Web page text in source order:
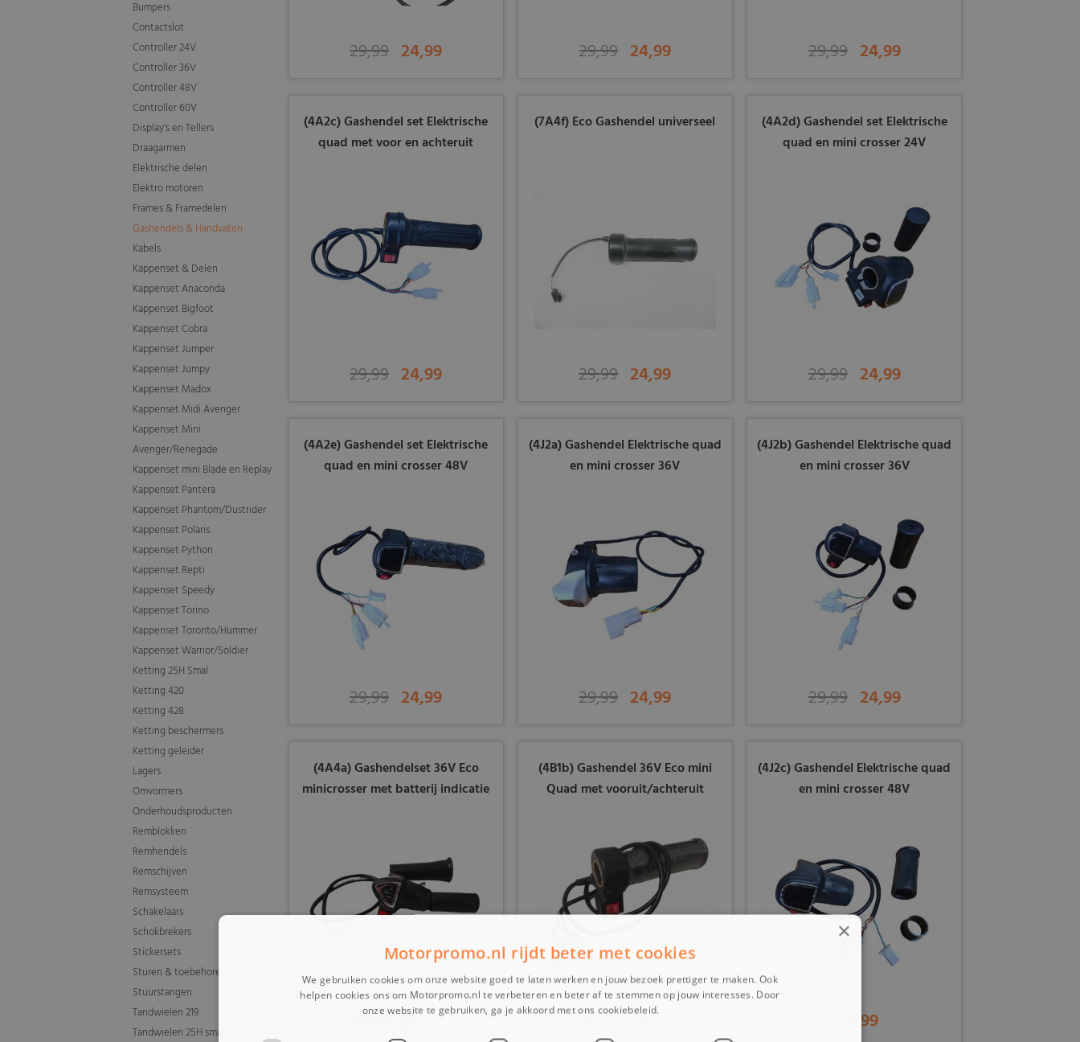
Bumpers
Contactslot
Controller 24V
Controller 36V
Controller 48V
Controller 60V
Display's en Tellers
Draagarmen
Elektrische delen
Elektro motoren
Frames & Framedelen
Gashendels & Handvaten
Kabels
Kappenset & Delen
Kappenset Anaconda
Kappenset Bigfoot
Kappenset Cobra
Kappenset Jumper
Kappenset Jumpy
Kappenset Madox
Kappenset Midi Avenger
Kappenset Mini
Avenger/Renegade
Kappenset mini Blade en Replay
Kappenset Pantera
Kappenset Phantom/Dustrider
Kappenset Polaris
Kappenset Python
Kappenset Repti
Kappenset Speedy
Kappenset Torino
Kappenset Toronto/Hummer
Kappenset Warrior/Soldier
Ketting 25H Smal
Ketting 420
Ketting 428
Ketting beschermers
Ketting geleider
Lagers
Omvormers
Onderhoudsproducten
Remblokken
Remhendels
Remschijven
Remsysteem
Schakelaars
Schokbrekers
Stickersets
Sturen & toebehoren
Stuurstangen
Tandwielen 219
Tandwielen 25H smal
29,99 24,99 29,99 24,99 29,99 24,99
(4A2c) Gashendel set Elektrische
quad met voor en achteruit
29,99 24,99
(7A4f) Eco Gashendel universeel
29,99 24,99
(4A2d) Gashendel set Elektrische
quad en mini crosser 24V
29,99 24,99
(4A2e) Gashendel set Elektrische
quad en mini crosser 48V
29,99 24,99
(4J2a) Gashendel Elektrische quad
en mini crosser 36V
29,99 24,99
(4J2b) Gashendel Elektrische quad
en mini crosser 36V
29,99 24,99
(4A4a) Gashendelset 36V Eco
minicrosser met batterij indicatie
34,99 29,99
(4B1b) Gashendel 36V Eco mini
Quad met vooruit/achteruit
34,99 29,99
(4J2c) Gashendel Elektrische quad
en mini crosser 48V
29,99
×
Motorpromo.nl rijdt beter met cookies
We gebruiken cookies om onze website goed te laten werken en jouw bezoek prettiger te maken. Ook
helpen cookies ons om Motorpromo.nl te verbeteren en beter af te stemmen op jouw interesses. Door
onze website te gebruiken, ga je akkoord met ons cookiebeleid.